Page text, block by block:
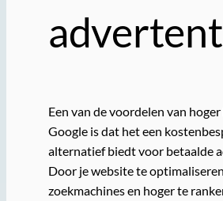
Een van de voordelen van
Google is dat het een
alternatief biedt voor betaalde
Door je website te
zoekmachines en hoger te